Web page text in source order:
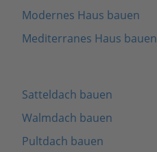
Modernes Haus bauen
Mediterranes Haus bauen
Satteldach bauen
Walmdach bauen
Pultdach bauen